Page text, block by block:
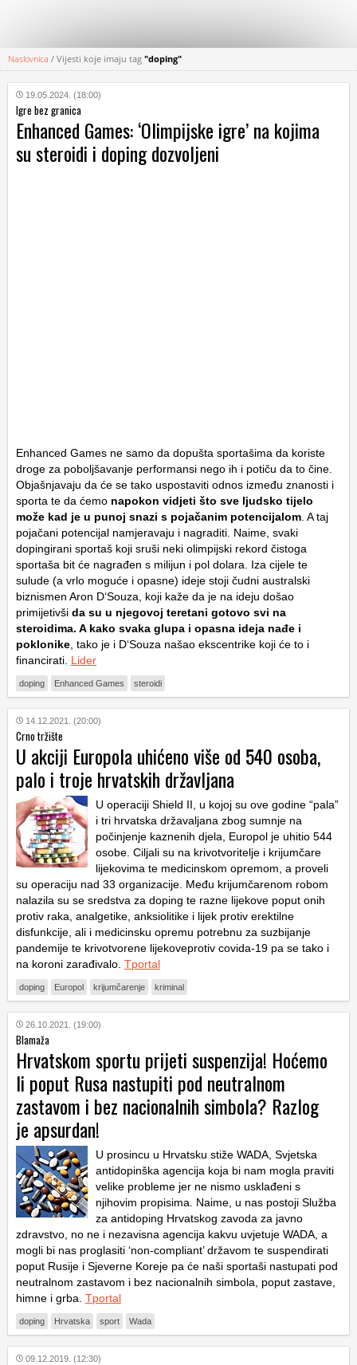
KATEGORIJE
HRVATSKI
WEB
Naslovnica / Vijesti koje imaju tag "doping"
19.05.2024. (18:00)
Igre bez granica
Enhanced Games: ‘Olimpijske igre’ na kojima
su steroidi i doping dozvoljeni
Enhanced Games ne samo da dopušta sportašima da koriste
droge za poboljšavanje performansi nego ih i potiču da to čine.
Objašnjavaju da će se tako uspostaviti odnos između znanosti i
sporta te da ćemo napokon vidjeti što sve ljudsko tijelo
može kad je u punoj snazi s pojačanim potencijalom . A taj
pojačani potencijal namjeravaju i nagraditi. Naime, svaki
dopingirani sportaš koji sruši neki olimpijski rekord čistoga
sportaša bit će nagrađen s milijun i pol dolara. Iza cijele te
sulude (a vrlo moguće i opasne) ideje stoji čudni australski
biznismen Aron D‘Souza, koji kaže da je na ideju došao
primijetivši da su u njegovoj teretani gotovo svi na
steroidima. A kako svaka glupa i opasna ideja nađe i
poklonike , tako je i D‘Souza našao ekscentrike koji će to i
financirati. Lider
doping Enhanced Games steroidi
14.12.2021. (20:00)
Crno tržište
U akciji Europola uhićeno više od 540 osoba,
palo i troje hrvatskih državljana
U operaciji Shield II, u kojoj su ove godine “pala”
i tri hrvatska državaljana zbog sumnje na
počinjenje kaznenih djela, Europol je uhitio 544
osobe. Ciljali su na krivotvoritelje i krijumčare
lijekovima te medicinskom opremom, a proveli
su operaciju nad 33 organizacije. Među krijumčarenom robom
nalazila su se sredstva za doping te razne lijekove poput onih
protiv raka, analgetike, anksiolitike i lijek protiv erektilne
disfunkcije, ali i medicinsku opremu potrebnu za suzbijanje
pandemije te krivotvorene lijekoveprotiv covida-19 pa se tako i
na koroni zarađivalo. Tportal
doping Europol krijumčarenje kriminal
26.10.2021. (19:00)
Blamaža
Hrvatskom sportu prijeti suspenzija! Hoćemo
li poput Rusa nastupiti pod neutralnom
zastavom i bez nacionalnih simbola? Razlog
je apsurdan!
U prosincu u Hrvatsku stiže WADA, Svjetska
antidopinška agencija koja bi nam mogla praviti
velike probleme jer ne nismo usklađeni s
njihovim propisima. Naime, u nas postoji Služba
za antidoping Hrvatskog zavoda za javno
zdravstvo, no ne i nezavisna agencija kakvu uvjetuje WADA, a
mogli bi nas proglasiti ‘non-compliant’ državom te suspendirati
poput Rusije i Sjeverne Koreje pa će naši sportaši nastupati pod
neutralnom zastavom i bez nacionalnih simbola, poput zastave,
himne i grba. Tportal
doping Hrvatska sport Wada
09.12.2019. (12:30)